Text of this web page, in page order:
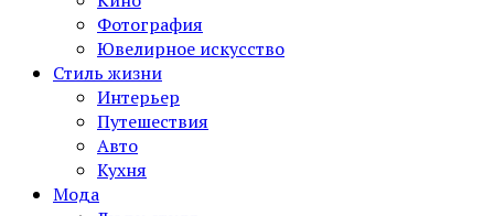
Фотография
Ювелирное искусство
Стиль жизни
Интерьер
Путешествия
Авто
Кухня
Мода